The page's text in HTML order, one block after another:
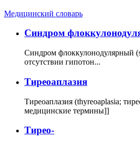
Медицинский словарь
Cиндром
Синдром флоккулонодулярный
отсутствии гипотон...
Тиреоаплазия
Тиреоаплазия (thyreoaplasia;
медицинские термины]]
Тирео-